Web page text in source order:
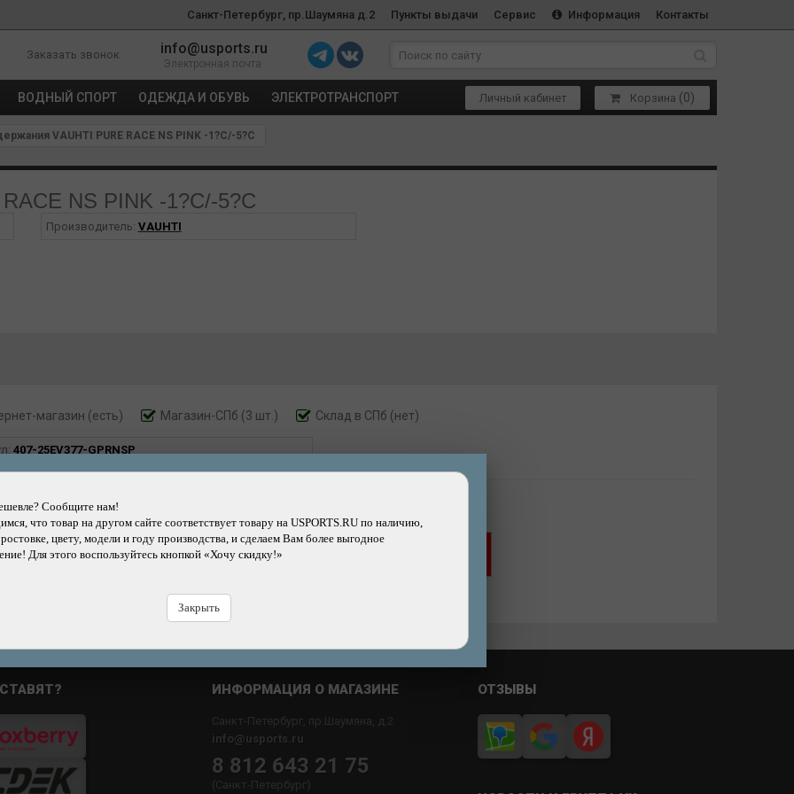
Санкт-Петербург, пр.Шаумяна д.2 Пункты выдачи Сервис Информация Контакты
Заказать звонок info@usports.ru
Электронная почта
ВОДНЫЙ СПОРТ ОДЕЖДА И ОБУВЬ ЭЛЕКТРОТРАНСПОРТ Личный кабинет Корзина (0)
VAUHTI PURE RACE NS PINK -1?C/-5?C
NS PINK -1?C/-5?C
Производитель: VAUHTI
магазин (есть) Магазин-СПб (3 шт.) Склад в СПб (нет)
407-25EV377-GPRNSP
1500р.
Сообщите нам!
что товар на другом сайте соответствует товару на USPORTS.RU по наличию,
цвету, модели и году производства, и сделаем Вам более выгодное
Для этого воспользуйтесь кнопкой «Хочу скидку!»
Закрыть
Добавить
в корзину
Купить
в кредит
Купить
в рассрочку
ИНФОРМАЦИЯ О МАГАЗИНЕ
Санкт-Петербург, пр.Шаумяна, д.2
info@usports.ru
8 812 643 21 75
(Санкт-Петербург)
ОТЗЫВЫ